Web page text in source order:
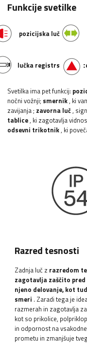
Funkcije svetilke
pozicijska luč
lučka registrske
Svetilka ima pet funkcij:
nočni vožnji; smernik, ki
zavijanja; zavorna luč,
tablice, ki zagotavlja
odsevni trikotnik, ki
Razred tesnosti
Zadnja luč z razredom
zagotavlja zaščito
njeno delovanje, kot
smeri . Zaradi tega je
razmerah in zagotavlja
kot so prikolice,
in odpornost na
prometu in zmanjšuje